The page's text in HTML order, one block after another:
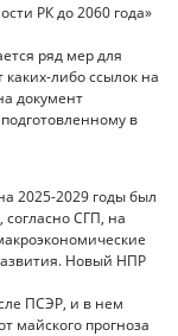
РК до 2060 года»
ряд мер для
либо ссылок на
документ
в
2025-2029 годы был
согласно СГП, на
Новый НПР
ПСЭР, и в нем
майского прогноза